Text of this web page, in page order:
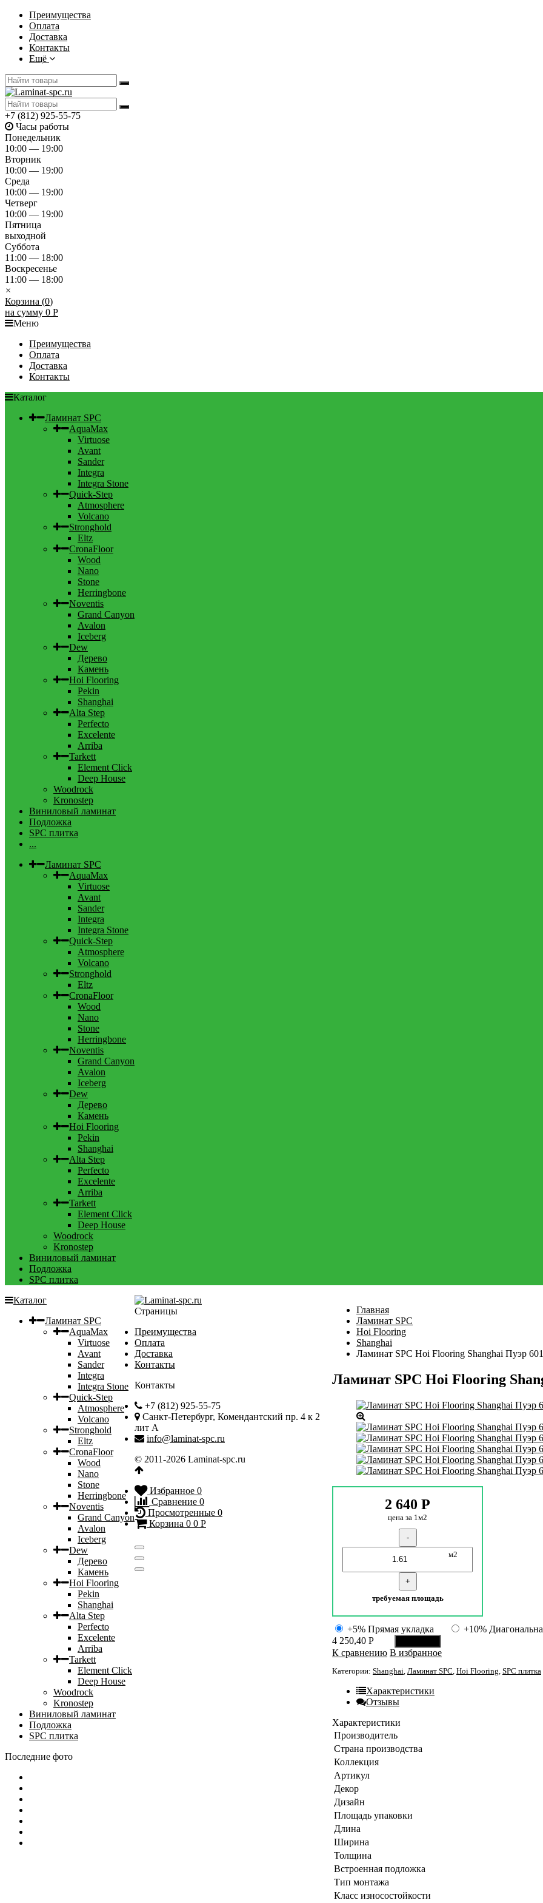
Преимущества
Оплата
Доставка
Контакты
Ещё
+7 (812) 925-55-75
Часы работы
Понедельник
10:00 — 19:00
Вторник
10:00 — 19:00
Среда
10:00 — 19:00
Четверг
10:00 — 19:00
Пятница
выходной
Суббота
11:00 — 18:00
Воскресенье
11:00 — 18:00
×
Корзина (0)
на сумму 0 Р
Меню
Преимущества
Оплата
Доставка
Контакты
Каталог
Ламинат SPC
AquaMax
Virtuose
Avant
Sander
Integra
Integra Stone
Quick-Step
Atmosphere
Volcano
Stronghold
Eltz
CronaFloor
Wood
Nano
Stone
Herringbone
Noventis
Grand Canyon
Avalon
Iceberg
Dew
Дерево
Камень
Hoi Flooring
Pekin
Shanghai
Alta Step
Perfecto
Excelente
Arriba
Tarkett
Element Click
Deep House
Woodrock
Kronostep
Виниловый ламинат
Подложка
SPC плитка
...
Ламинат SPC
AquaMax
Virtuose
Avant
Sander
Integra
Integra Stone
Quick-Step
Atmosphere
Volcano
Stronghold
Eltz
CronaFloor
Wood
Nano
Stone
Herringbone
Noventis
Grand Canyon
Avalon
Iceberg
Dew
Дерево
Камень
Hoi Flooring
Pekin
Shanghai
Alta Step
Perfecto
Excelente
Arriba
Tarkett
Element Click
Deep House
Woodrock
Kronostep
Виниловый ламинат
Подложка
SPC плитка
Главная
Ламинат SPC
Hoi Flooring
Shanghai
Ламинат SPC Hoi Flooring Shanghai Пуэр
Ламинат SPC Hoi Flooring
2 640 Р
цена за 1м2
-
м2
+
требуемая площадь
+5% Прямая укладка
+10%
4 250,40 Р
К сравнению В избранное
Категории: Shanghai Ламинат SPC Hoi Flooring SPC плитка
Характеристики
Отзывы
Характеристики
Производитель
Страна производства
Коллекция
Артикул
Декор
Дизайн
Площадь упаковки
Длина
Ширина
Толщина
Встроенная подложка
Тип монтажа
Класс износостойкости
Каталог
Ламинат SPC
AquaMax
Virtuose
Avant
Sander
Integra
Integra Stone
Quick-Step
Atmosphere
Volcano
Stronghold
Eltz
CronaFloor
Wood
Nano
Stone
Herringbone
Noventis
Grand Canyon
Avalon
Iceberg
Dew
Дерево
Камень
Hoi Flooring
Pekin
Shanghai
Alta Step
Perfecto
Excelente
Arriba
Tarkett
Element Click
Deep House
Woodrock
Kronostep
Виниловый ламинат
Подложка
SPC плитка
Последние фото
Страницы
Преимущества
Оплата
Доставка
Контакты
Контакты
+7 (812) 925-55-75
Санкт-Петербург, Комендантский пр. 4 к 2
лит А
info@laminat-spc.ru
© 2011-2026 Laminat-spc.ru
Избранное 0
Сравнение 0
Просмотренные 0
Корзина 0 0 Р